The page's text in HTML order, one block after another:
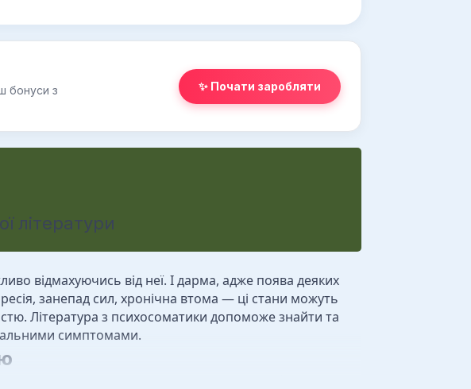
бонуси з
✨ Почати заробляти
літератури
відмахуючись від неї. І дарма, адже поява деяких
занепад сил, хронічна втома — ці стани можуть
Література з психосоматики допоможе знайти та
симптомами.